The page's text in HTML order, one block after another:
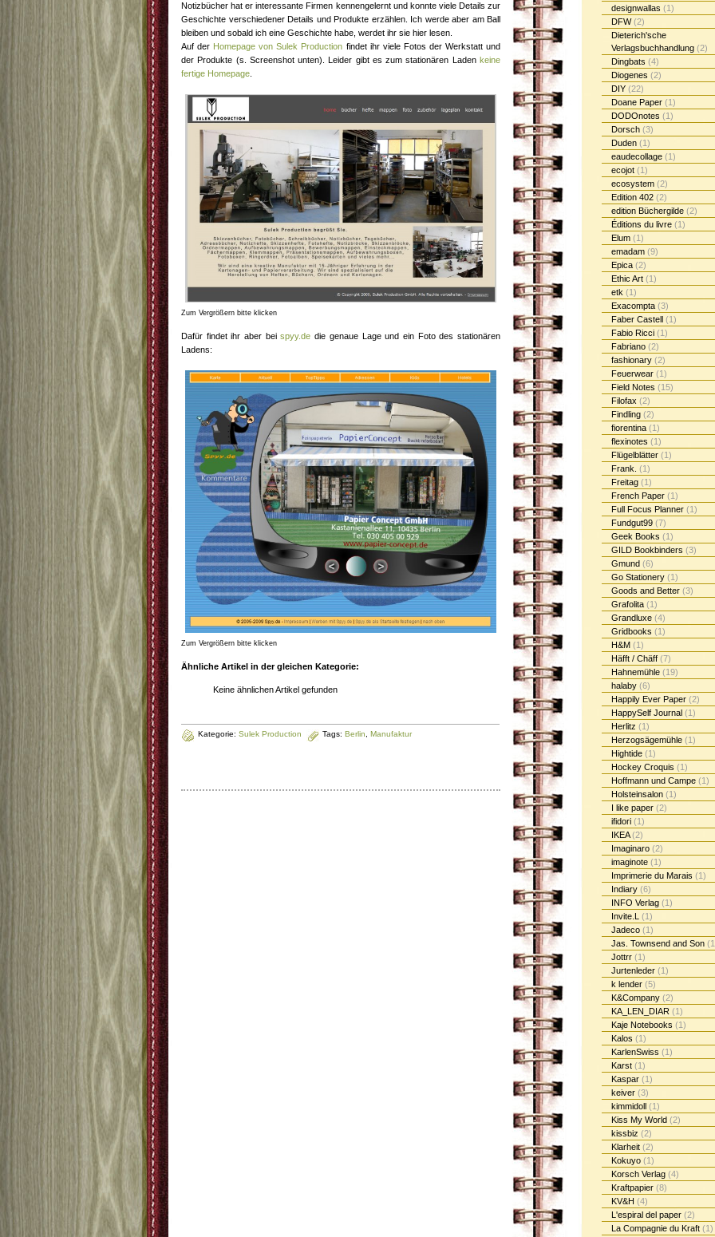
Notizbücher hat er interessante Firmen kennengelernt und konnte viele Details zur
Geschichte verschiedener Details und Produkte erzählen. Ich werde aber am Ball
bleiben und sobald ich eine Geschichte habe, werdet ihr sie hier lesen.
Auf der Homepage von Sulek Production findet ihr viele Fotos der Werkstatt und
der Produkte (s. Screenshot unten). Leider gibt es zum stationären Laden keine
fertige Homepage
Zum Vergrößern bitte klicken
Dafür findet ihr aber beispyy.de die genaue Lage und ein Foto des stationären
Ladens:
Zum Vergrößern bitte klicken
Ähnliche Artikel in der gleichen Kategorie:
Keine ähnlichen Artikel gefunden
Kategorie: Sulek Production Tags: Berlin Manufaktur
designwallas (1)
DFW(2)
Dieterich'sche
Verlagsbuchhandlung (2)
Dingbats (4)
Diogenes (2)
DIY (22)
Doane Paper (1)
DODOnotes (1)
Dorsch (3)
Duden (1)
eaudecollage (1)
ecojot (1)
ecosystem (2)
Edition 402 (2)
edition Büchergilde (2)
Éditions du livre (1)
Elum (1)
emadam (9)
Epica (2)
Ethic Art (1)
etk (1)
Exacompta (3)
Faber Castell (1)
Fabio Ricci (1)
Fabriano (2)
fashionary (2)
Feuerwear (1)
Field Notes (15)
Filofax (2)
Findling (2)
fiorentina (1)
flexinotes (1)
Flügelblätter (1)
Frank. (1)
Freitag (1)
French Paper (1)
Full Focus Planner (1)
Fundgut99 (7)
Geek Books (1)
GILD Bookbinders (3)
Gmund (6)
Go Stationery (1)
Goods and Better (3)
Grafolita (1)
Grandluxe (4)
Gridbooks (1)
H&M (1)
Häfft / Chäff (7)
Hahnemühle (19)
halaby (6)
Happily Ever Paper (2)
HappySelf Journal (1)
Herlitz (1)
Herzogsägemühle (1)
Hightide (1)
Hockey Croquis (1)
Hoffmann und Campe (1)
Holsteinsalon (1)
I like paper (2)
ifidori (1)
IKEA(2)
Imaginaro (2)
imaginote (1)
Imprimerie du Marais (1)
Indiary (6)
INFO Verlag (1)
Invite.L (1)
Jadeco (1)
Jas. Townsend and Son
Jottrr (1)
Jurtenleder (1)
k lender (5)
K&Company (2)
KA_LEN_DIAR (1)
Kaje Notebooks (1)
Kalos (1)
KarlenSwiss (1)
Karst (1)
Kaspar (1)
keiver (3)
kimmidoll (1)
Kiss My World (2)
kissbiz (2)
Klarheit (2)
Kokuyo (1)
Korsch Verlag (4)
Kraftpapier (8)
KV&H (4)
L'espiral del paper (2)
La Compagnie du Kraft (1)